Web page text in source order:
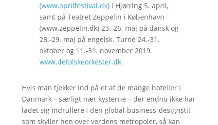
(www.aprilfestival.dk) i Hjørring 5. april,
samt på Teatret Zeppelin i København
(www.zeppelin.dk) 23.-26. maj på dansk og
28.-29. maj på engelsk. Turné 24.-31.
oktober og 11.-31. november 2019.
www.detolskeorkester.dk
Hvis man tjekker ind på et af de mange hoteller i
Danmark – særligt nær kysterne – der endnu ikke har
ladet sig indrullere i den global-business-designstil,
som skyller hen over verdens metropoler, så kan